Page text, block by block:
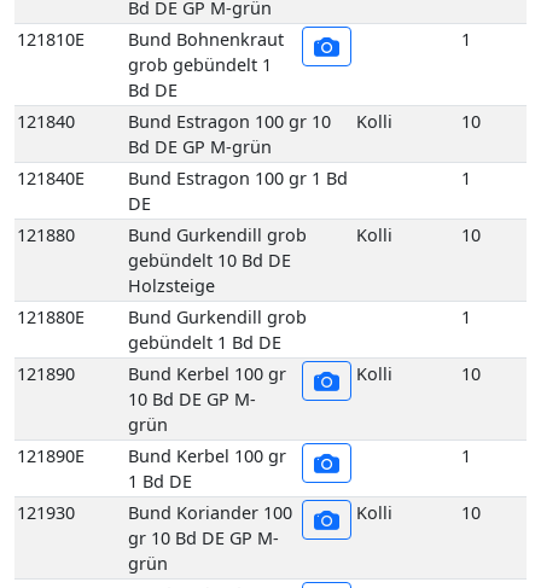
Bd DE GP M-grün
121810E
Bund Bohnenkraut
grob gebündelt 1
Bd DE
1
121840
Bund Estragon 100 gr 10
Bd DE GP M-grün
Kolli 10
121840E
Bund Estragon 100 gr 1 Bd
DE
1
121880
Bund Gurkendill grob
gebündelt 10 Bd DE
Holzsteige
Kolli 10
121880E
Bund Gurkendill grob
gebündelt 1 Bd DE
1
121890
Bund Kerbel 100 gr
10 Bd DE GP M-
grün
Kolli 10
121890E
Bund Kerbel 100 gr
1 Bd DE
1
121930
Bund Koriander 100
gr 10 Bd DE GP M-
grün
Kolli 10